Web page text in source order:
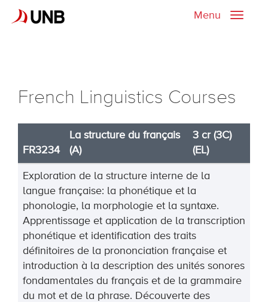
Toggle
Menu
French Linguistics Courses
FR3234
La structure du français
(A)
3 cr (3C)
(EL)
Exploration de la structure interne de la
langue française: la phonétique et la
phonologie, la morphologie et la syntaxe.
Apprentissage et application de la transcription
phonétique et identification des traits
définitoires de la prononciation française et
introduction à la description des unités sonores
fondamentales du français et de la grammaire
du mot et de la phrase. Découverte des